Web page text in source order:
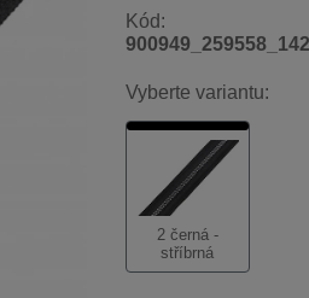
Kód:
Vyberte variantu:
2 černá -
stříbrná